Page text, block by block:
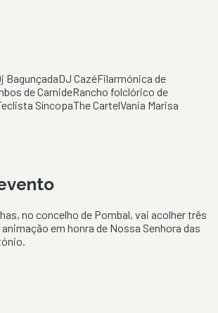
BagunçadaDJ CazéFilarmónica de
de CarnideRancho folclórico de
SíncopaThe CartelVania Marisa
no concelho de Pombal, vai acolher três
em honra de Nossa Senhora das